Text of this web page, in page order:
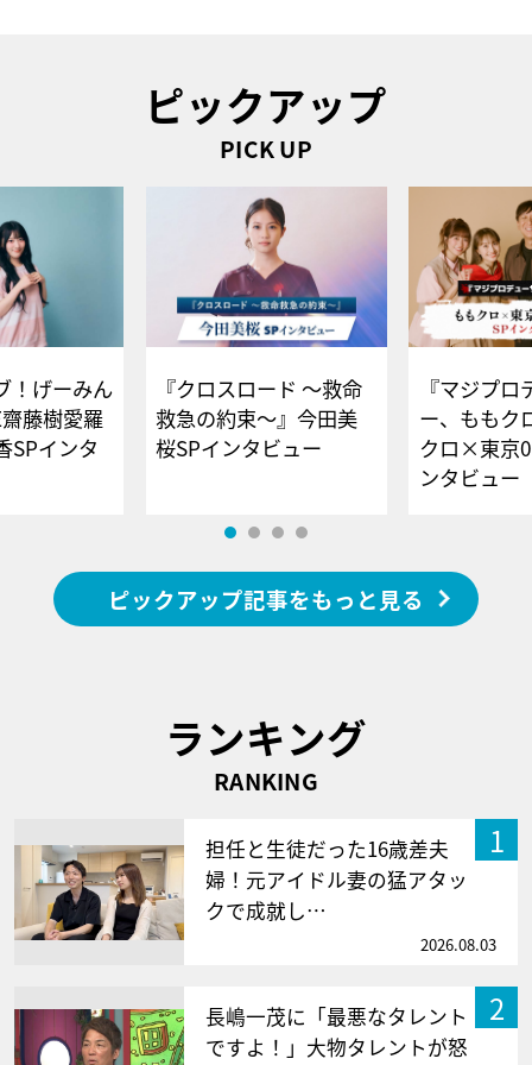
ピックアップ
PICK UP
！げーみん
藤樹愛羅
SPインタ
『クロスロード ～救命
救急の約束～』今田美
桜SPインタビュー
『マジプロ
ー、ももク
クロ×東京
ンタビュー
ピックアップ記事をもっと見る
ランキング
RANKING
1
担任と生徒だった16歳差夫
婦！元アイドル妻の猛アタッ
クで成就し…
2026.08.03
2
長嶋一茂に「最悪なタレント
ですよ！」大物タレントが怒